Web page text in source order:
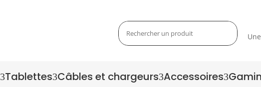
3Tablettes3Câbles et chargeurs3Accessoires3